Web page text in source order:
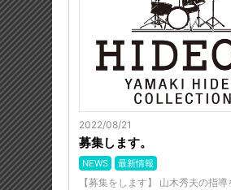
2022/08/21
募集します。
NEWS 最新情報
【募集をします】 山木秀夫の指